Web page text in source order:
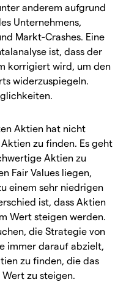
anderem aufgrund
Unternehmens,
Markt-Crashes. Eine
ist, dass der
korrigiert wird, um den
widerzuspiegeln.
Aktien hat nicht
zu finden. Es geht
Aktien zu
Fair Values liegen,
einem sehr niedrigen
ist, dass Aktien
Wert steigen werden.
die Strategie von
immer darauf abzielt,
zu finden, die das
zu steigen.